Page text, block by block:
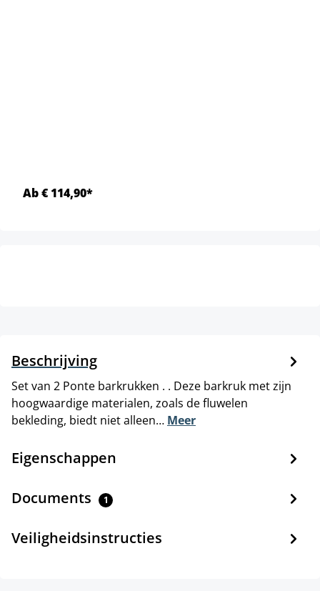
Ab € 114,90*
Beschrijving
Set van 2 Ponte barkrukken . . Deze barkruk met zijn
hoogwaardige materialen, zoals de fluwelen
bekleding, biedt niet alleen… Meer
Eigenschappen
Documents 1
Veiligheidsinstructies